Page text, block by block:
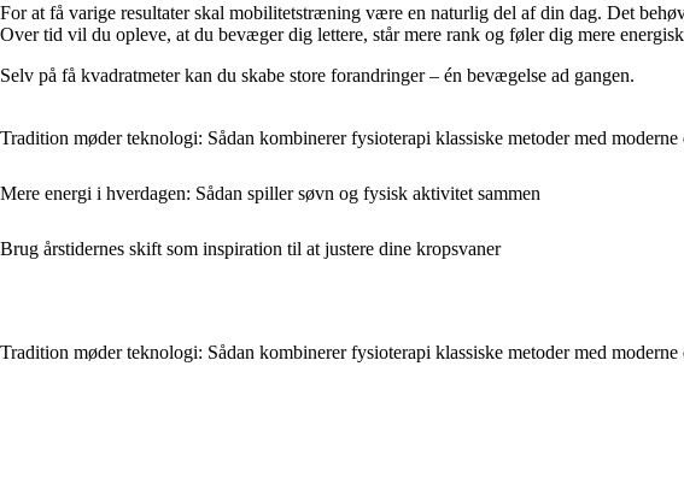
For at få varige resultater skal mobilitetstræning være en naturlig del af din dag. Det
Over tid vil du opleve, at du bevæger dig lettere, står mere rank og føler dig mere
Selv på få kvadratmeter kan du skabe store forandringer – én bevægelse ad gangen.
Tradition møder teknologi: Sådan kombinerer fysioterapi klassiske metoder med
Mere energi i hverdagen: Sådan spiller søvn og fysisk aktivitet sammen
Brug årstidernes skift som inspiration til at justere dine kropsvaner
Tradition møder teknologi: Sådan kombinerer fysioterapi klassiske metoder med